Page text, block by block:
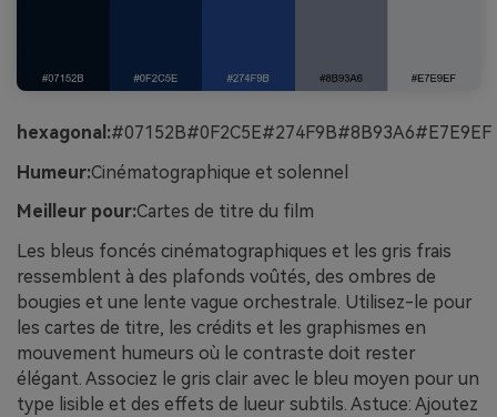
hexagonal:#07152B#0F2C5E#274F9B#8B93A6#E7E9EF
Humeur:Cinématographique et solennel
Meilleur pour:Cartes de titre du film
Les bleus foncés cinématographiques et les gris frais
ressemblent à des plafonds voûtés, des ombres de
bougies et une lente vague orchestrale. Utilisez-le pour
les cartes de titre, les crédits et les graphismes en
mouvement humeurs où le contraste doit rester
élégant. Associez le gris clair avec le bleu moyen pour un
type lisible et des effets de lueur subtils. Astuce: Ajoutez